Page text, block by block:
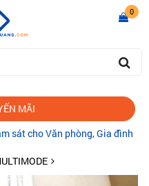
0
MÃI
phòng, Gia đình|CÁP